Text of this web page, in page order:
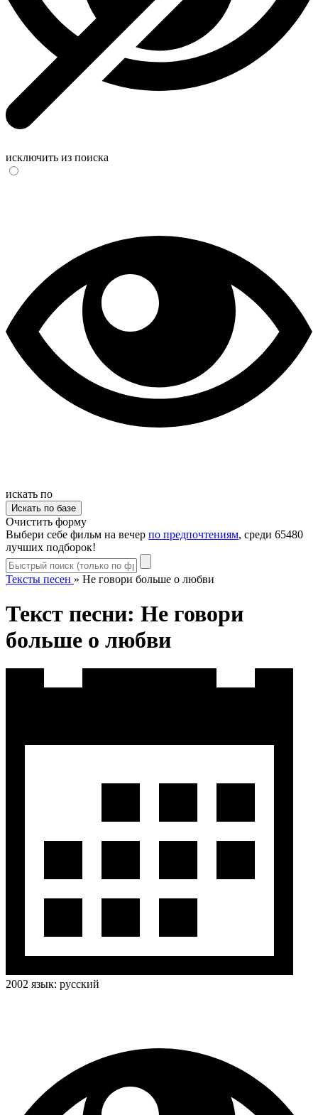
исключить из поиска
искать по
Очистить форму
Выбери себе фильм на вечер по предпочтениям, среди 65480
лучших подборок!
Тексты песен » Не говори больше о любви
Текст песни: Не говори
больше о любви
2002 язык: русский